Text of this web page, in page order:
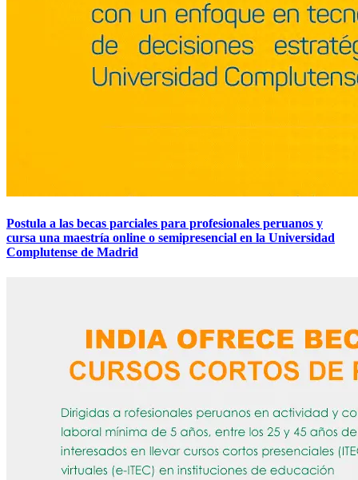
Postula a las becas parciales para profesionales peruanos y
cursa una maestría online o semipresencial en la Universidad
Complutense de Madrid